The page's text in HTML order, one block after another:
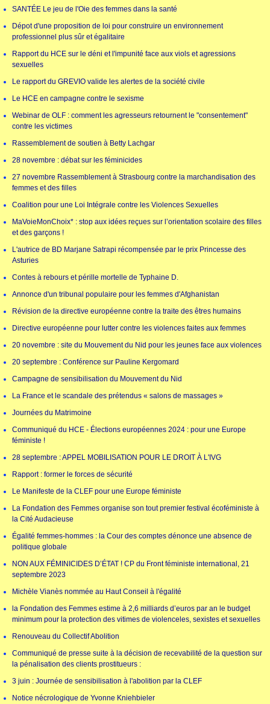
SANTÉE Le jeu de l'Oie des femmes dans la santé
Dépot d'une proposition de loi pour construire un environnement
professionnel plus sûr et égalitaire
Rapport du HCE sur le déni et l'impunité face aux viols et agressions
sexuelles
Le rapport du GREVIO valide les alertes de la société civile
Le HCE en campagne contre le sexisme
Webinar de OLF : comment les agresseurs retournent le "consentement"
contre les victimes
Rassemblement de soutien à Betty Lachgar
28 novembre : débat sur les féminicides
27 novembre Rassemblement à Strasbourg contre la marchandisation des
femmes et des filles
Coalition pour une Loi Intégrale contre les Violences Sexuelles
MaVoieMonChoix* : stop aux idées reçues sur l’orientation scolaire des filles
et des garçons !
L'autrice de BD Marjane Satrapi récompensée par le prix Princesse des
Asturies
Contes à rebours et pérille mortelle de Typhaine D.
Annonce d'un tribunal populaire pour les femmes d'Afghanistan
Révision de la directive européenne contre la traite des êtres humains
Directive européenne pour lutter contre les violences faites aux femmes
20 novembre : site du Mouvement du Nid pour les jeunes face aux violences
20 septembre : Conférence sur Pauline Kergomard
Campagne de sensibilisation du Mouvement du Nid
La France et le scandale des prétendus « salons de massages »
Journées du Matrimoine
Communiqué du HCE - Élections européennes 2024 : pour une Europe
féministe !
28 septembre : APPEL MOBILISATION POUR LE DROIT À L'IVG
Rapport : former le forces de sécurité
Le Manifeste de la CLEF pour une Europe féministe
La Fondation des Femmes organise son tout premier festival écoféministe à
la Cité Audacieuse
Égalité femmes-hommes : la Cour des comptes dénonce une absence de
politique globale
NON AUX FÉMINICIDES D’ÉTAT ! CP du Front féministe international, 21
septembre 2023
Michèle Vianès nommée au Haut Conseil à l'égalité
la Fondation des Femmes estime à 2,6 milliards d’euros par an le budget
minimum pour la protection des vitimes de violenceles, sexistes et sexuelles
Renouveau du Collectif Abolition
Communiqué de presse suite à la décision de recevabilité de la question sur
la pénalisation des clients prostitueurs :
3 juin : Journée de sensibilisation à l'abolition par la CLEF
Notice nécrologique de Yvonne Kniehbieler